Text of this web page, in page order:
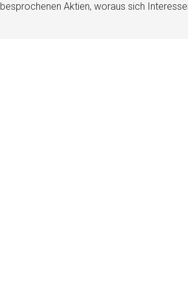
besprochenen Aktien, woraus sich